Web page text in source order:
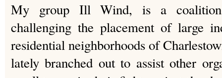
My group Ill Wind, is a coalition
challenging the placement of large
residential neighborhoods of
lately branched out to assist other